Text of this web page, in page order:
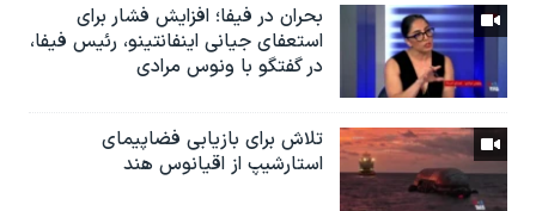
بحران در فیفا؛ افزایش فشار برای
استعفای جیانی اینفانتینو، رئیس فیفا،
در گفتگو با ونوس مرادی
تلاش برای بازیابی فضاپیمای
استارشیپ از اقیانوس هند